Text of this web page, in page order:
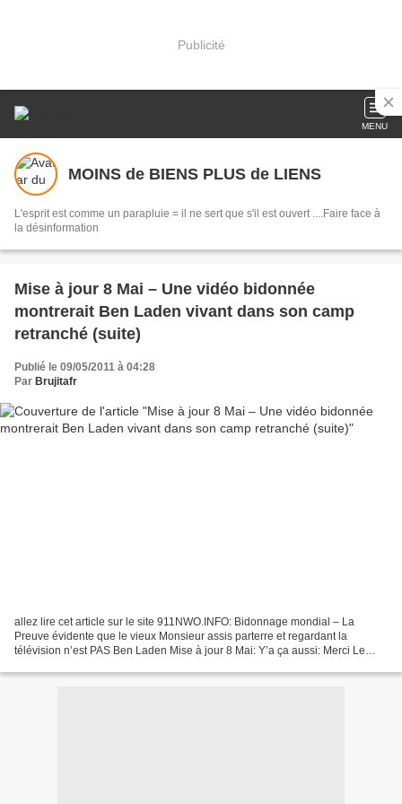
Publicité
MENU
MOINS de BIENS PLUS de LIENS
L'esprit est comme un parapluie = il ne sert que s'il est ouvert ....Faire face à
la désinformation
Mise à jour 8 Mai – Une vidéo bidonnée
montrerait Ben Laden vivant dans son camp
retranché (suite)
Publié le 09/05/2011 à 04:28
Par Brujitafr
allez lire cet article sur le site 911NWO.INFO: Bidonnage mondial – La
Preuve évidente que le vieux Monsieur assis parterre et regardant la
télévision n’est PAS Ben Laden Mise à jour 8 Mai: Y’a ça aussi: Merci Le